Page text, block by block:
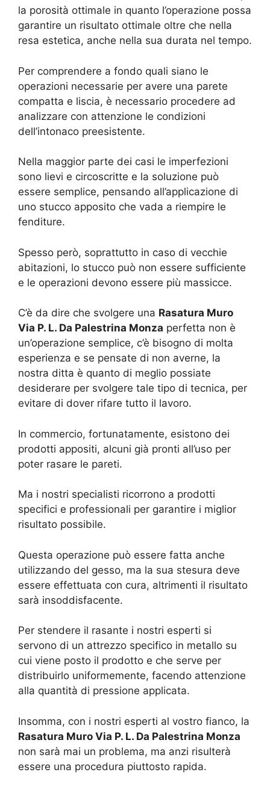
la porosità ottimale in quanto l’operazione possa
garantire un risultato ottimale oltre che nella
resa estetica, anche nella sua durata nel tempo.
Per comprendere a fondo quali siano le
operazioni necessarie per avere una parete
compatta e liscia, è necessario procedere ad
analizzare con attenzione le condizioni
dell’intonaco preesistente.
Nella maggior parte dei casi le imperfezioni
sono lievi e circoscritte e la soluzione può
essere semplice, pensando all’applicazione di
uno stucco apposito che vada a riempire le
fenditure.
Spesso però, soprattutto in caso di vecchie
abitazioni, lo stucco può non essere sufficiente
e le operazioni devono essere più massicce.
C’è da dire che svolgere una Rasatura Muro
Via P. L. Da Palestrina Monza perfetta non è
un’operazione semplice, c’è bisogno di molta
esperienza e se pensate di non averne, la
nostra ditta è quanto di meglio possiate
desiderare per svolgere tale tipo di tecnica, per
evitare di dover rifare tutto il lavoro.
In commercio, fortunatamente, esistono dei
prodotti appositi, alcuni già pronti all’uso per
poter rasare le pareti.
Ma i nostri specialisti ricorrono a prodotti
specifici e professionali per garantire i miglior
risultato possibile.
Questa operazione può essere fatta anche
utilizzando del gesso, ma la sua stesura deve
essere effettuata con cura, altrimenti il risultato
sarà insoddisfacente.
Per stendere il rasante i nostri esperti si
servono di un attrezzo specifico in metallo su
cui viene posto il prodotto e che serve per
distribuirlo uniformemente, facendo attenzione
alla quantità di pressione applicata.
Insomma, con i nostri esperti al vostro fianco, la
Rasatura Muro Via P. L. Da Palestrina Monza
non sarà mai un problema, ma anzi risulterà
essere una procedura piuttosto rapida.